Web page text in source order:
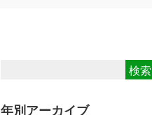
年別アーカイブ